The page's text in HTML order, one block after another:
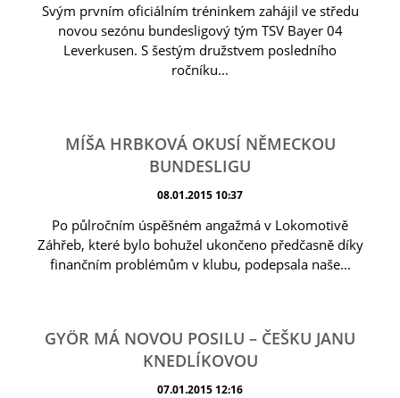
Svým prvním oficiálním tréninkem zahájil ve středu
novou sezónu bundesligový tým TSV Bayer 04
Leverkusen. S šestým družstvem posledního
ročníku...
MÍŠA HRBKOVÁ OKUSÍ NĚMECKOU
BUNDESLIGU
08.01.2015 10:37
Po půlročním úspěšném angažmá v Lokomotivě
Záhřeb, které bylo bohužel ukončeno předčasně díky
finančním problémům v klubu, podepsala naše...
GYÖR MÁ NOVOU POSILU – ČEŠKU JANU
KNEDLÍKOVOU
07.01.2015 12:16